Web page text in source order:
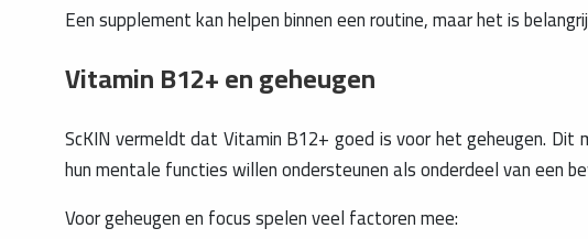
Een supplement kan helpen binnen een routine, maar het is
Vitamin B12+ en geheugen
ScKIN vermeldt dat Vitamin B12+ goed is voor het geheugen.
hun mentale functies willen ondersteunen als onderdeel van een
Voor geheugen en focus spelen veel factoren mee: